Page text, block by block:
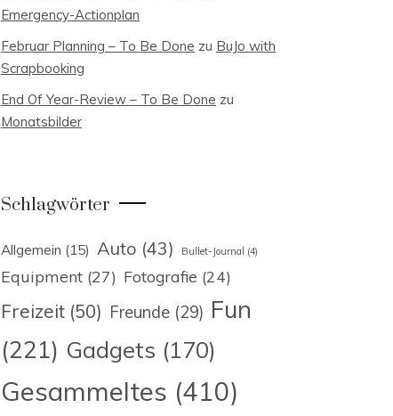
Emergency-Actionplan
Februar Planning – To Be Done zu BuJo with
Scrapbooking
End Of Year-Review – To Be Done zu
Monatsbilder
Schlagwörter
Allgemein (15) Auto (43) Bullet-Journal (4)
Equipment (27) Fotografie (24)
Freizeit (50) Freunde (29) Fun
(221) Gadgets (170)
Gesammeltes (410)